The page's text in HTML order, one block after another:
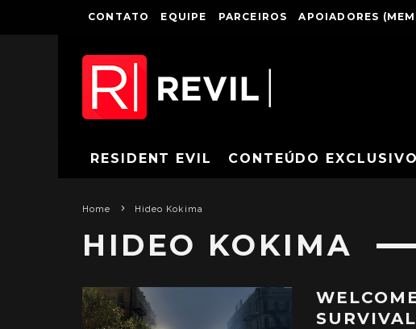
CONTATO EQUIPE PARCEIROS APOIADORES
RESIDENT EVIL CONTEÚDO EXCLUSIVO
Home Hideo Kokima
HIDEO KOKIMA